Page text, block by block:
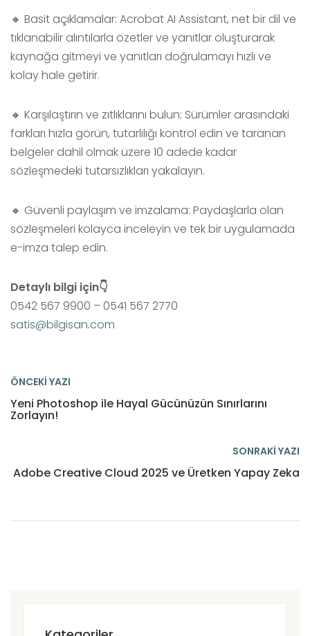
🔸 Basit açıklamalar: Acrobat AI Assistant, net bir dil ve
tıklanabilir alıntılarla özetler ve yanıtlar oluşturarak
kaynağa gitmeyi ve yanıtları doğrulamayı hızlı ve
kolay hale getirir.
🔸 Karşılaştırın ve zıtlıklarını bulun: Sürümler arasındaki
farkları hızla görün, tutarlılığı kontrol edin ve taranan
belgeler dahil olmak üzere 10 adede kadar
sözleşmedeki tutarsızlıkları yakalayın.
🔸 Güvenli paylaşım ve imzalama: Paydaşlarla olan
sözleşmeleri kolayca inceleyin ve tek bir uygulamada
e-imza talep edin.
Detaylı bilgi için👇
0542 567 9900 – 0541 567 2770
satis@bilgisan.com
ÖNCEKİ YAZI
Yeni Photoshop ile Hayal Gücünüzün Sınırlarını
Zorlayın!
SONRAKİ YAZI
Adobe Creative Cloud 2025 ve Üretken Yapay Zeka